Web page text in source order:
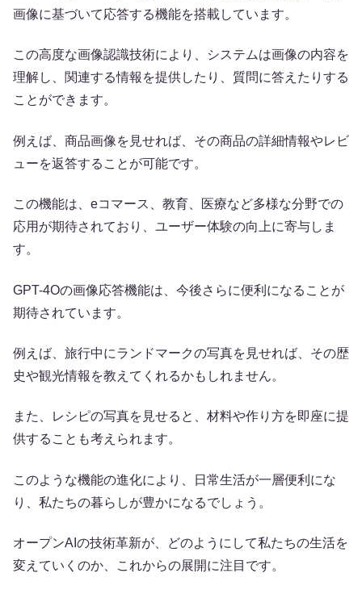
画像に基づいて応答する機能を搭載しています。
この高度な画像認識技術により、システムは画像の内容を
理解し、関連する情報を提供したり、質問に答えたりする
ことができます。
例えば、商品画像を見せれば、その商品の詳細情報やレビ
ューを返答することが可能です。
この機能は、eコマース、教育、医療など多様な分野での
応用が期待されており、ユーザー体験の向上に寄与しま
す。
GPT-4Oの画像応答機能は、今後さらに便利になることが
期待されています。
例えば、旅行中にランドマークの写真を見せれば、その歴
史や観光情報を教えてくれるかもしれません。
また、レシピの写真を見せると、材料や作り方を即座に提
供することも考えられます。
このような機能の進化により、日常生活が一層便利にな
り、私たちの暮らしが豊かになるでしょう。
オープンAIの技術革新が、どのようにして私たちの生活を
変えていくのか、これからの展開に注目です。